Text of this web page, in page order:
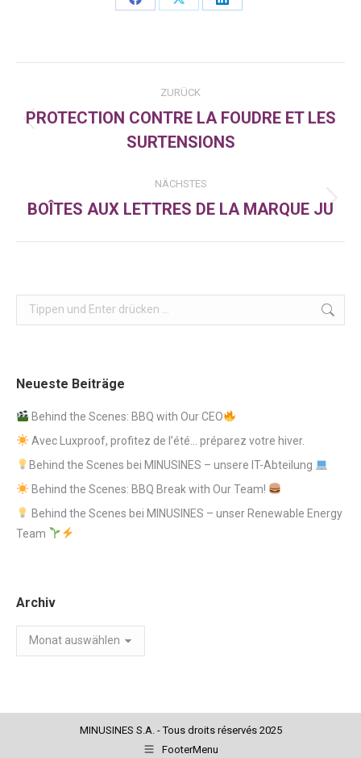
Share
Share
Share
Kommentarnavigation
ZURÜCK
Vorheriger
Beitrag:
PROTECTION CONTRE LA FOUDRE ET LES
SURTENSIONS
NÄCHSTES
Nächster
BOÎTES AUX LETTRES DE LA MARQUE JU
Search:
Neueste Beiträge
Behind the Scenes: BBQ with Our CEO
Avec Luxproof, profitez de l’été… préparez votre hiver.
Behind the Scenes bei MINUSINES – unsere IT-Abteilung
Behind the Scenes: BBQ Break with Our Team!
Behind the Scenes bei MINUSINES – unser Renewable Energy
Team
Archiv
Archiv
MINUSINES S.A. - Tous droits réservés 2025
FooterMenu